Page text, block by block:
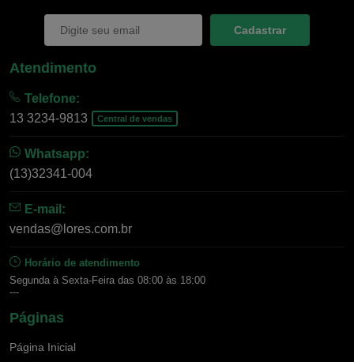
Cadastrar
Atendimento
Telefone:
13 3234-9813
Central de vendas
Whatsapp:
(13)32341-004
E-mail:
vendas@lores.com.br
Horário de atendimento
Segunda à Sexta-Feira das 08:00 às 18:00
---
Páginas
Página Inicial